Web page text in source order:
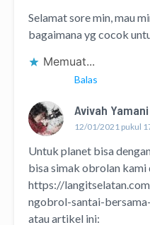
Selamat sore min, mau
bagaimana yg cocok
Memuat...
Balas
Avivah Yamani
12/01/2021 pukul
Untuk planet bisa
bisa simak obrolan kami
https://
ngobrol-santai-
atau artikel ini: